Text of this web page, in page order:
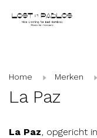
Home Merken
La Paz
La Paz, opgericht